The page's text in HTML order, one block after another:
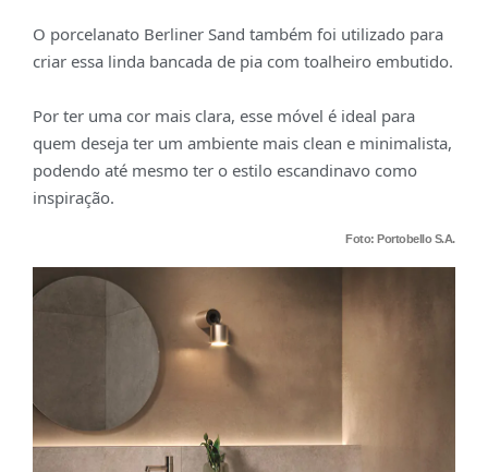
O porcelanato Berliner Sand também foi utilizado para
criar essa linda bancada de pia com toalheiro embutido.
Por ter uma cor mais clara, esse móvel é ideal para
quem deseja ter um ambiente mais clean e minimalista,
podendo até mesmo ter o estilo escandinavo como
inspiração.
Foto: Portobello S.A.